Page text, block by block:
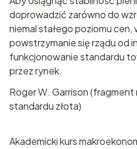
doprowadzić zarówno do
niemal stałego poziomu
powstrzymanie się rządu od
funkcjonowanie standardu
przez rynek.
Roger W. Garrison (fragment
standardu złota)
Akademicki kurs